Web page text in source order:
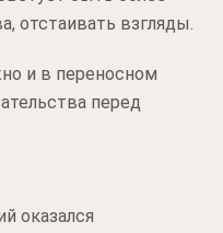
отстаивать взгляды.
и в переносном
перед
оказался